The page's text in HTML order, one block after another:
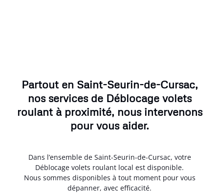
Partout en Saint-Seurin-de-Cursac,
nos services de Déblocage volets
roulant à proximité, nous intervenons
pour vous aider.
Dans l’ensemble de Saint-Seurin-de-Cursac, votre
Déblocage volets roulant local est disponible.
Nous sommes disponibles à tout moment pour vous
dépanner, avec efficacité.